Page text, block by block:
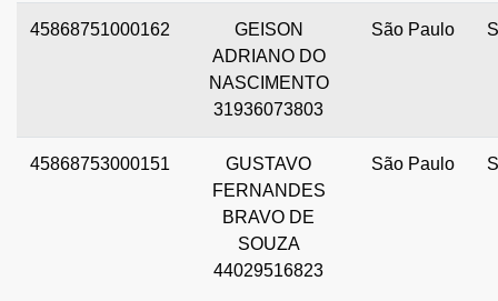
45868751000162
GEISON
ADRIANO DO
NASCIMENTO
31936073803
São Paulo
45868753000151
GUSTAVO
FERNANDES
BRAVO DE
SOUZA
44029516823
São Paulo